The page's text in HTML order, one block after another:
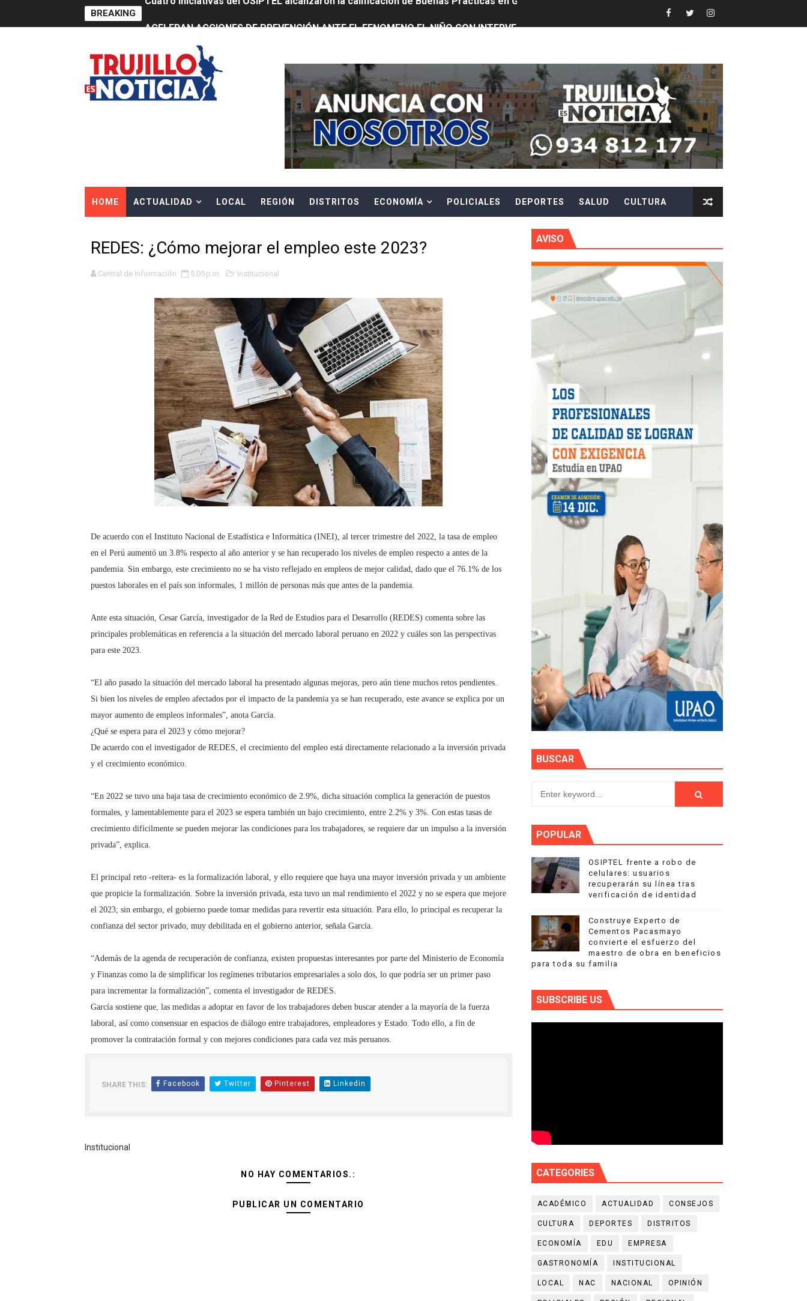
BREAKING ACELERAN ACCIONES DE PREVENCIÓN ANTE EL FENOMENO EL NIÑO CON INTERVENCIÓN DE AUTORIDADES EN CHAO Y VIRÚ
HIDRANDINA: ACTUALIZA TUS DATOS PARA CONOCER SOBRE CORTES PROGRAMADOS Y AGILIZAR LA ATENCIÓN ANTE PROBLEMAS ELÉCTRICOS
ADAS: QUEDAN MENOS DE 90 DÍAS PARA PROTEGER A TRUJILLO Y VIRÚ DE "EL NIÑO"
Construye Experto de Cementos Pacasmayo convierte el esfuerzo del maestro de obra en beneficios para toda su familia
OSIPTEL frente a robo de celulares: usuarios recuperarán su línea tras verificación de identidad
HIDRANDINA ALERTA SOBRE FALSOS TRABAJADORES Y BRINDA RECOMENDACIONES PARA EVITAR ROBOS Y ESTAFAS
HIDRANDINA ADVIERTE SOBRE EL PELIGRO DE LOS CABLES EN DESUSO Y EXHORTA A LA CIUDADANÍA A REPORTARLOS
HASTA EL 2 DE AGOSTO TIENEN PLAZO PARA PONERSE AL DÍA EN SU RECIBO Y PARTICIPAR EN EL SORTEO DE HIDRANDINA
Caja Arequipa lanza tercera edición del concurso nacional Orgullo Emprendedor con más de S/180,000 en premios
Tres de cada cuatro atenciones del OSIPTEL estuvieron relacionadas con el servicio móvil en primer semestre de 2026
OSIPTEL: nueve de cada 10 atenciones a usuarios de La Libertad fueron sobre el servicio móvil en el primer semestre de 2026
GEANMARCO QUEZADA PRESTÓ JURAMENTO COMO DIPUTADO "POR LA PACIFICACIÓN DE LA LIBERTAD"
14 COLEGIOS DE TRUJILLO Y VIRÚ BUSCAN LA ACREDITACIÓN DEL PROGRAMA “APRENDIENDO CON ENERGÍA” DE HIDRANDINA
¿Viajas por Fiestas Patrias? Así puedes evitar pagar por telefonía, internet o televisión de paga mientras no estés en casa
JAMES PÉREZ ASEGURA QUE EN SUS PRIMEROS MESES DE GESTIÓN RECUPERARÁ LAS PISTAS DE FLORENCIA DE MORA
MÁS DE 12 MIL USUARIOS QUEDARON SIN ENERGÍA POR NO RESPETARSE LAS DISTANCIAS MÍNIMAS DE SEGURIDAD
¿Viajas por fiestas patrias? OSIPTEL recomienda verificar la cobertura móvil de tu destino con Checa tu señal
REGULARIZA TUS DEUDAS POR VIDEO GESTIÓN, ACCEDE A FACILIDADES DE PAGO Y PARTICIPA EN EL SORTEO POR FIESTAS PATRIAS DE
HIDRANDINA: POR FIESTAS PATRIAS APROVECHA LAS FACILIDADES DE PAGO PARA REGULARIZAR DEUDAS ELÉCTRICAS
La sostenibilidad es responsabilidad de todos: El 77% de peruanos reconoce posibles impactos ambientales de la minería
Cuatro iniciativas del OSIPTEL alcanzaron la calificación de Buenas Prácticas en Gestión Pública 2026
HOME ACTUALIDAD LOCAL REGIÓN DISTRITOS ECONOMÍA POLICIALES DEPORTES SALUD CULTURA
REDES: ¿Cómo mejorar el empleo este 2023?
Central de Información 5:05 p.m. Institucional
De acuerdo con el Instituto Nacional de Estadística e Informática (INEI), al tercer trimestre del 2022, la tasa de empleo
en el Perú aumentó un 3.8% respecto al año anterior y se han recuperado los niveles de empleo respecto a antes de la
pandemia. Sin embargo, este crecimiento no se ha visto reflejado en empleos de mejor calidad, dado que el 76.1% de los
puestos laborales en el país son informales, 1 millón de personas más que antes de la pandemia.
Ante esta situación, Cesar García, investigador de la Red de Estudios para el Desarrollo (REDES) comenta sobre las
principales problemáticas en referencia a la situación del mercado laboral peruano en 2022 y cuáles son las perspectivas
para este 2023.
“El año pasado la situación del mercado laboral ha presentado algunas mejoras, pero aún tiene muchos retos pendientes.
Si bien los niveles de empleo afectados por el impacto de la pandemia ya se han recuperado, este avance se explica por un
mayor aumento de empleos informales”, anota García.
¿Qué se espera para el 2023 y cómo mejorar?
De acuerdo con el investigador de REDES, el crecimiento del empleo está directamente relacionado a la inversión privada
y el crecimiento económico.
“En 2022 se tuvo una baja tasa de crecimiento económico de 2.9%, dicha situación complica la generación de puestos
formales, y lamentablemente para el 2023 se espera también un bajo crecimiento, entre 2.2% y 3%. Con estas tasas de
crecimiento difícilmente se pueden mejorar las condiciones para los trabajadores, se requiere dar un impulso a la inversión
privada”, explica.
El principal reto -reitera- es la formalización laboral, y ello requiere que haya una mayor inversión privada y un ambiente
que propicie la formalización. Sobre la inversión privada, esta tuvo un mal rendimiento el 2022 y no se espera que mejore
el 2023; sin embargo, el gobierno puede tomar medidas para revertir esta situación. Para ello, lo principal es recuperar la
confianza del sector privado, muy debilitada en el gobierno anterior, señala García.
“Además de la agenda de recuperación de confianza, existen propuestas interesantes por parte del Ministerio de Economía
y Finanzas como la de simplificar los regímenes tributarios empresariales a solo dos, lo que podría ser un primer paso
para incrementar la formalización”, comenta el investigador de REDES.
García sostiene que, las medidas a adoptar en favor de los trabajadores deben buscar atender a la mayoría de la fuerza
laboral, así como consensuar en espacios de diálogo entre trabajadores, empleadores y Estado. Todo ello, a fin de
promover la contratación formal y con mejores condiciones para cada vez más peruanos.
SHARE THIS: Facebook Twitter Pinterest Linkedin
Institucional
NO HAY COMENTARIOS.:
PUBLICAR UN COMENTARIO
AVISO
BUSCAR
POPULAR
OSIPTEL frente a robo de
celulares: usuarios
recuperarán su línea tras
verificación de identidad
Construye Experto de
Cementos Pacasmayo
convierte el esfuerzo del
maestro de obra en beneficios
para toda su familia
SUBSCRIBE US
CATEGORIES
ACADÉMICO ACTUALIDAD CONSEJOS
CULTURA DEPORTES DISTRITOS
ECONOMÍA EDU EMPRESA
GASTRONOMÍA INSTITUCIONAL
LOCAL NAC NACIONAL OPINIÓN